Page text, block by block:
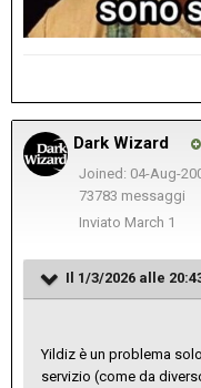
Dark Wizard
Joined: 04-Aug-
73783 messaggi
Inviato March 1
Il 1/3/2026 alle
Yildiz è un problema
servizio (come da